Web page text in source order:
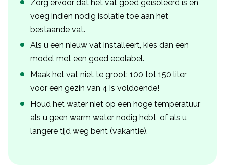
Zorg ervoor dat het vat goed geïsoleerd is en
voeg indien nodig isolatie toe aan het
bestaande vat.
Als u een nieuw vat installeert, kies dan een
model met een goed ecolabel.
Maak het vat niet te groot: 100 tot 150 liter
voor een gezin van 4 is voldoende!
Houd het water niet op een hoge temperatuur
als u geen warm water nodig hebt, of als u
langere tijd weg bent (vakantie).